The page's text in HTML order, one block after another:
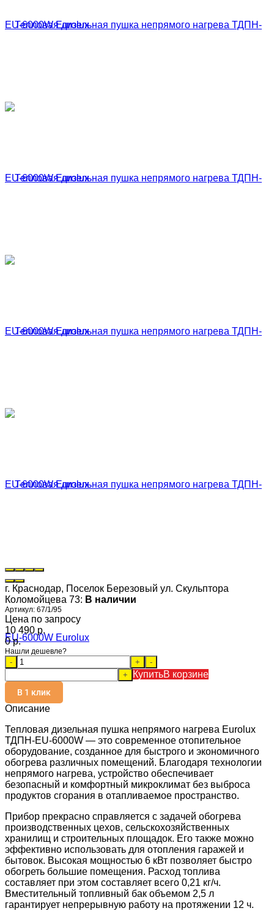
г. Краснодар, Поселок Березовый ул. Скульптора
Коломойцева 73: В наличии
Артикул: 67/1/95
Цена по запросу
10 490 p.
0 p.
Нашли дешевле?
- +
-
+
КупитьВ корзине
В 1 клик
Описание
Тепловая дизельная пушка непрямого нагрева Eurolux
ТДПН-EU-6000W — это современное отопительное
оборудование, созданное для быстрого и экономичного
обогрева различных помещений. Благодаря технологии
непрямого нагрева, устройство обеспечивает
безопасный и комфортный микроклимат без выброса
продуктов сгорания в отапливаемое пространство.
Прибор прекрасно справляется с задачей обогрева
производственных цехов, сельскохозяйственных
хранилищ и строительных площадок. Его также можно
эффективно использовать для отопления гаражей и
бытовок. Высокая мощностью 6 кВт позволяет быстро
обогреть большие помещения. Расход топлива
составляет при этом составляет всего 0,21 кг/ч.
Вместительный топливный бак объемом 2,5 л
гарантирует непрерывную работу на протяжении 12 ч.